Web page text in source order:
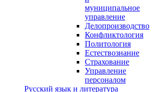
муниципальное
управление
Делопроизводство
Конфликтология
Политология
Естествознание
Страхование
Управление
персоналом
Русский язык и литература